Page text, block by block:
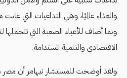
والغذاء عالميًا، وهي التداعيات التي عانت
وبما أضاف للأعباء الصعبة التي
الاقتصادي والتنمية المستدامة.
ولقد أوضحت للمستشار نيهامر أن